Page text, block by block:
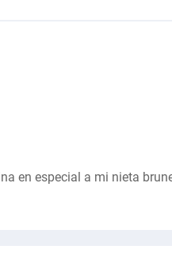
en especial a mi nieta